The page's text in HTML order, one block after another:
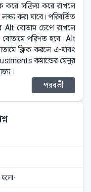
করে সক্রিয় করে রাখলে
করা যাবে। পরিবর্তিত
Alt বোতাম চেপে রাখলে
বোতামে পরিণত হবে। Alt
ক্লিক করলে এ-যাবৎ
কমান্ডের মেনুর
পরবর্তী
হলো-